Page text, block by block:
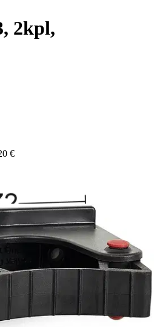
2kpl,
€
Ei saatavilla
100 €:n tilauksille
tai